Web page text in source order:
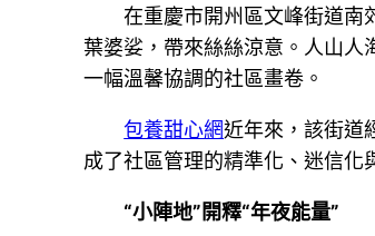
在重慶市開州區文峰街道南
葉婆娑，帶來絲絲涼意。人山
一幅溫馨協調的社區畫卷。
包養甜心網近年來，該街道
成了社區管理的精準化、迷信化
“小陣地”開釋“年夜能量”